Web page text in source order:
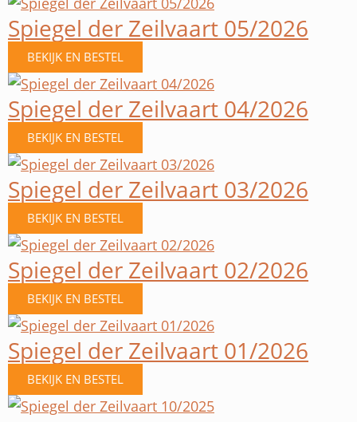
Spiegel der Zeilvaart 05/2026
BEKIJK EN BESTEL
Spiegel der Zeilvaart 04/2026
BEKIJK EN BESTEL
Spiegel der Zeilvaart 03/2026
BEKIJK EN BESTEL
Spiegel der Zeilvaart 02/2026
BEKIJK EN BESTEL
Spiegel der Zeilvaart 01/2026
BEKIJK EN BESTEL